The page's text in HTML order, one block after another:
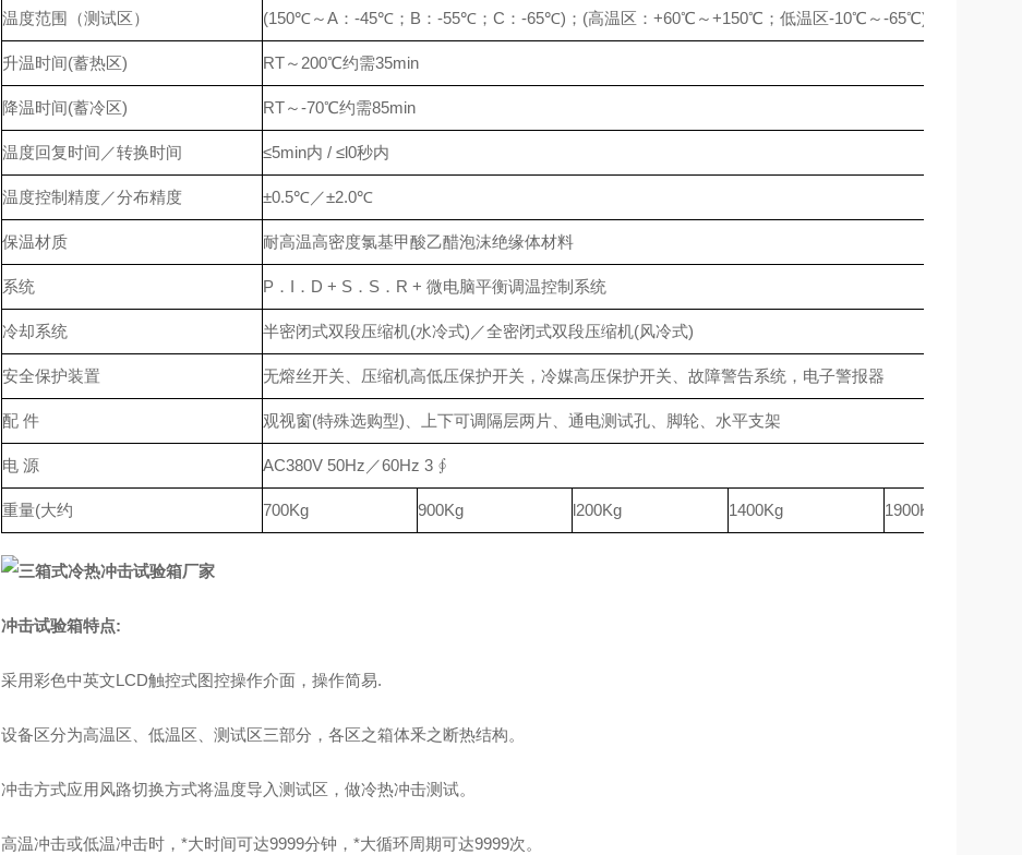
温度范围（测试区） (150℃～A： -45℃； B ： -55℃； C ： -65℃) ； (高温区： +60℃ ～+150℃ ；低温区-10℃ ～-65℃)
升温时间(蓄热区) RT～200℃约需35min
降温时间(蓄冷区) RT～-70℃约需85min
温度回复时间／转换时间 ≤5min内 / ≤l0秒内
温度控制精度／分布精度 ±0.5℃／±2.0℃
保温材质 耐高温高密度氯基甲酸乙醋泡沫绝缘体材料
系统 P．I．D + S．S．R + 微电脑平衡调温控制系统
冷却系统 半密闭式双段压缩机(水冷式)／全密闭式双段压缩机(风冷式)
安全保护装置 无熔丝开关、压缩机高低压保护开关，冷媒高压保护开关、故障警告系统，电子警报器
配 件 观视窗(特殊选购型)、上下可调隔层两片、通电测试孔、脚轮、水平支架
电 源 AC380V 50Hz／60Hz 3 ∮
重量(大约 700Kg 900Kg l200Kg 1400Kg 1900Kg
冲击试验箱特点:
采用彩色中英文LCD触控式图控操作介面，操作简易.
设备区分为高温区、低温区、测试区三部分，各区之箱体釆之断热结构。
冲击方式应用风路切换方式将温度导入测试区，做冷热冲击测试。
高温冲击或低温冲击时，*大时间可达9999分钟，*大循环周期可达9999次。